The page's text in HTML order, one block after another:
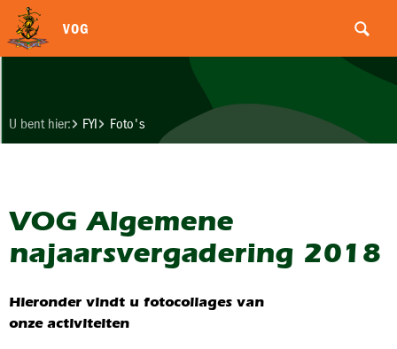
VOG
U bent hier: FYI Foto's
VOG Algemene
najaarsvergadering 2018
Hieronder vindt u fotocollages van
onze activiteiten